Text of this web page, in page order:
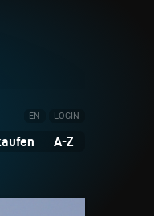
EN LOGIN
A-Z